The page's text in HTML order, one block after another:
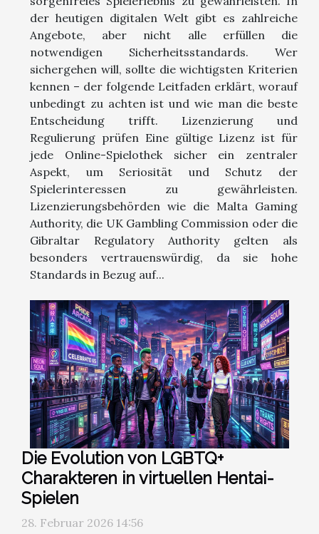
der heutigen digitalen Welt gibt es zahlreiche
Angebote, aber nicht alle erfüllen die
notwendigen Sicherheitsstandards. Wer
sichergehen will, sollte die wichtigsten Kriterien
kennen – der folgende Leitfaden erklärt, worauf
unbedingt zu achten ist und wie man die beste
Entscheidung trifft. Lizenzierung und
Regulierung prüfen Eine gültige Lizenz ist für
jede Online-Spielothek sicher ein zentraler
Aspekt, um Seriosität und Schutz der
Spielerinteressen zu gewährleisten.
Lizenzierungsbehörden wie die Malta Gaming
Authority, die UK Gambling Commission oder die
Gibraltar Regulatory Authority gelten als
besonders vertrauenswürdig, da sie hohe
Standards in Bezug auf...
Die Evolution von LGBTQ+
Charakteren in virtuellen Hentai-
Spielen
28. Februar 2026 14:56